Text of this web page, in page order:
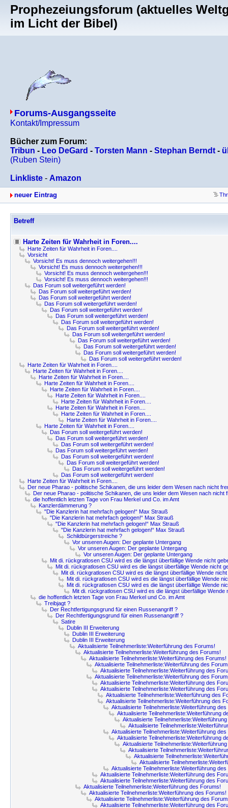
Prophezeiungsforum (aktuelles
im Licht der Bibel)
Forums-Ausgangsseite
Kontakt/Impressum
Bücher zum Forum:
Tribun - Leo DeGard - Torsten Mann - Stephan Berndt -
(Ruben Stein)
Linkliste - Amazon
neuer Eintrag
Betreff
Harte Zeiten für Wahrheit in Foren....
Harte Zeiten für Wahrheit in Foren....
Vorsicht
Vorsicht! Es muss dennoch weitergehen!!!
Vorsicht! Es muss dennoch weitergehen!!!
Vorsicht! Es muss dennoch weitergehen!!!
Vorsicht! Es muss dennoch weitergehen!!!
Das Forum soll weitergeführt werden!
Das Forum soll weitergeführt werden!
Das Forum soll weitergeführt werden!
Das Forum soll weitergeführt werden!
Das Forum soll weitergeführt werden!
Das Forum soll weitergeführt werden!
Das Forum soll weitergeführt werden!
Das Forum soll weitergeführt werden!
Das Forum soll weitergeführt werden!
Das Forum soll weitergeführt werden!
Das Forum soll weitergeführt werden!
Das Forum soll weitergeführt werden!
Das Forum soll weitergeführt werden!
Harte Zeiten für Wahrheit in Foren....
Harte Zeiten für Wahrheit in Foren....
Harte Zeiten für Wahrheit in Foren....
Harte Zeiten für Wahrheit in Foren....
Harte Zeiten für Wahrheit in Foren....
Harte Zeiten für Wahrheit in Foren....
Harte Zeiten für Wahrheit in Foren....
Harte Zeiten für Wahrheit in Foren....
Harte Zeiten für Wahrheit in Foren....
Harte Zeiten für Wahrheit in Foren....
Harte Zeiten für Wahrheit in Foren....
Das Forum soll weitergeführt werden!
Das Forum soll weitergeführt werden!
Das Forum soll weitergeführt werden!
Das Forum soll weitergeführt werden!
Das Forum soll weitergeführt werden!
Das Forum soll weitergeführt werden!
Das Forum soll weitergeführt werden!
Das Forum soll weitergeführt werden!
Harte Zeiten für Wahrheit in Foren....
Der neue Pharao - politische Schikanen, die uns leider dem Wesen nach nicht
Der neue Pharao - politische Schikanen, die uns leider dem Wesen nach nicht
die hoffentlich letzten Tage von Frau Merkel und Co. im Amt
Kanzlerdämmerung ?
"Die Kanzlerin hat mehrfach gelogen!“ Max Strauß
"Die Kanzlerin hat mehrfach gelogen!“ Max Strauß
"Die Kanzlerin hat mehrfach gelogen!“ Max Strauß
"Die Kanzlerin hat mehrfach gelogen!“ Max Strauß
Schildbürgerstreiche ?
Vor unseren Augen: Der geplante Untergang
Vor unseren Augen: Der geplante Untergang
Vor unseren Augen: Der geplante Untergang
Mit di. rückgratlosen CSU wird es die längst überfällige Wende nicht
Mit di. rückgratlosen CSU wird es die längst überfällige Wende nicht
Mit di. rückgratlosen CSU wird es die längst überfällige Wende
Mit di. rückgratlosen CSU wird es die längst überfällige Wende
Mit di. rückgratlosen CSU wird es die längst überfällige Wende
Mit di. rückgratlosen CSU wird es die längst überfällige Wende
die hoffentlich letzten Tage von Frau Merkel und Co. im Amt
Treibjagt ?
Der Rechtfertigungsgrund für einen Russenangriff ?
Der Rechtfertigungsgrund für einen Russenangriff ?
Satire
Dublin III Erweiterung
Dublin III Erweiterung
Dublin III Erweiterung
Aktualisierte Teilnehmerliste:Weiterführung des Forums!
Aktualisierte Teilnehmerliste:Weiterführung des Forums!
Aktualisierte Teilnehmerliste:Weiterführung des Forums!
Aktualisierte Teilnehmerliste:Weiterführung des
Aktualisierte Teilnehmerliste:Weiterführung des
Aktualisierte Teilnehmerliste:Weiterführung des
Aktualisierte Teilnehmerliste:Weiterführung des
Aktualisierte Teilnehmerliste:Weiterführung des
Aktualisierte Teilnehmerliste:Weiterführung des
Aktualisierte Teilnehmerliste:Weiterführung des
Aktualisierte Teilnehmerliste:Weiterführung
Aktualisierte Teilnehmerliste:Weiterführung
Aktualisierte
Aktualisierte
Aktualisierte Teilnehmerliste:Weiterführung
Aktualisierte Teilnehmerliste:Weiterführung
Aktualisierte
Aktualisierte
Aktualisierte
Aktualisierte
Aktualisierte Teilnehmerliste:Weiterführung
Aktualisierte Teilnehmerliste:Weiterführung des
Aktualisierte Teilnehmerliste:Weiterführung des
Aktualisierte Teilnehmerliste:Weiterführung des Forums!
Aktualisierte Teilnehmerliste:Weiterführung des Forums!
Aktualisierte Teilnehmerliste:Weiterführung des
Aktualisierte Teilnehmerliste:Weiterführung des